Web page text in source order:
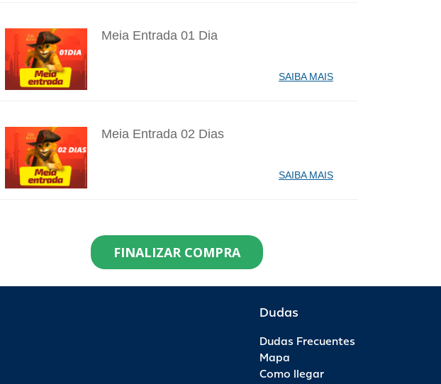
INFO
Meia Entrada 01 Dia
SAIBA MAIS
INFO
Meia Entrada 02 Dias
SAIBA MAIS
Residentes de Santa Catarina Agosto - 1
Dia
R$ 299,90
Por R$ 104,90
Passaporte Anual - 1 Ano - Anual Ouro
FINALIZAR COMPRA
Dudas
Dudas Frecuentes
Mapa
Como llegar